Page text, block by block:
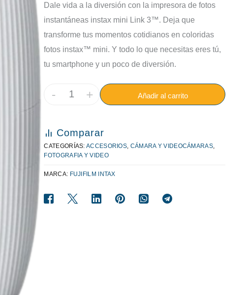
Dale vida a la diversión con la impresora de fotos
instantáneas instax mini Link 3™. Deja que
transforme tus momentos cotidianos en coloridas
fotos instax™ mini. Y todo lo que necesitas eres tú,
tu smartphone y un poco de diversión.
+
- Añadir al carrito
Comparar
CATEGORÍAS:ACCESORIOS CÁMARA Y VIDEOCÁMARAS,
FOTOGRAFIA Y VIDEO
MARCA: FUJIFILM INTAX